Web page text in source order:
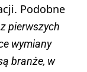
Podobne
pierwszych
wymiany
branże, w